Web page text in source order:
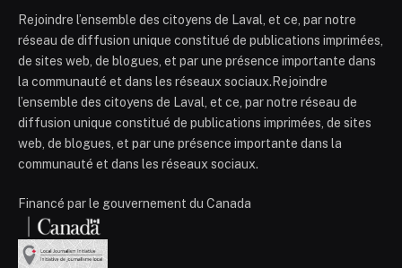
Rejoindre l’ensemble des citoyens de Laval, et ce, par notre
réseau de diffusion unique constitué de publications imprimées,
de sites web, de blogues, et par une présence importante dans
la communauté et dans les réseaux sociaux.Rejoindre
l’ensemble des citoyens de Laval, et ce, par notre réseau de
diffusion unique constitué de publications imprimées, de sites
web, de blogues, et par une présence importante dans la
communauté et dans les réseaux sociaux.
Financé par le gouvernement du Canada